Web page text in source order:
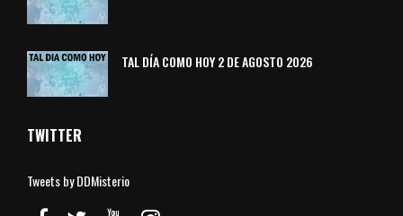
TAL DÍA COMO HOY 2 DE AGOSTO 2026
TWITTER
Tweets by DDMisterio